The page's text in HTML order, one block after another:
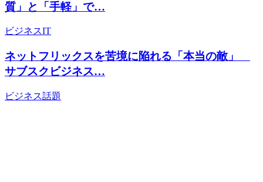
質」と「手軽」で…
ビジネスIT
ネットフリックスを苦境に陥れる「本当の敵」
サブスクビジネス…
ビジネス話題